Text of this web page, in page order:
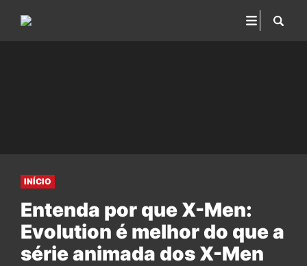
INÍCIO
Entenda por que X-Men:
Evolution é melhor do que a
série animada dos X-Men